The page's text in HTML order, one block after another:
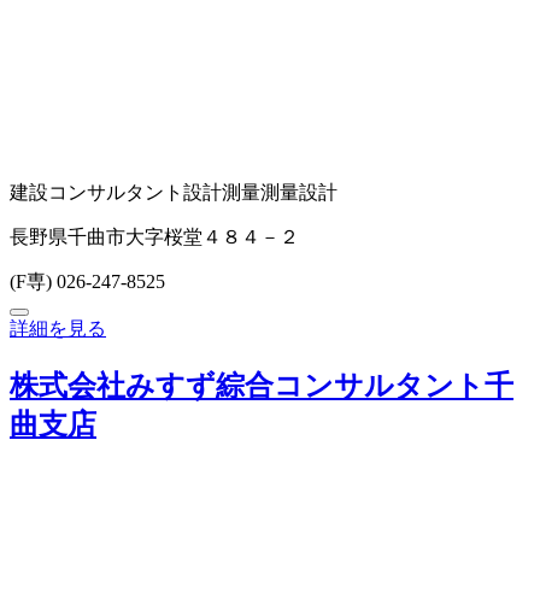
建設コンサルタント 設計測量測量設計
長野県千曲市大字桜堂４８４－２
(F専) 026-247-8525
詳細を見る
株式会社みすず綜合コンサルタント千
曲支店